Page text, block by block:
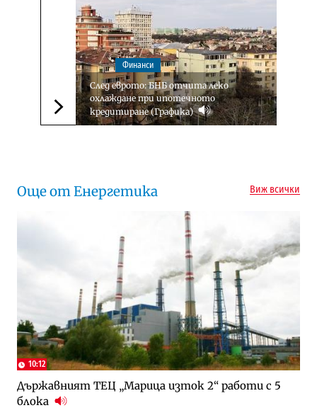
Следваща новина
Финанси
След еврото: БНБ отчита леко
охлаждане при ипотечното
кредитиране (Графика)
Още от Енергетика Виж всички
10:12
Държавният ТЕЦ „Марица изток 2“ работи с 5
блока